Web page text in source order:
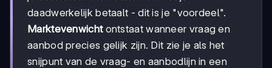
daadwerkelijk betaalt - dit is je "voordeel".
Marktevenwichtontstaat wanneer vraag en
aanbod precies gelijk zijn. Dit zie je als het
snijpunt van de vraag- en aanbodlijn in een